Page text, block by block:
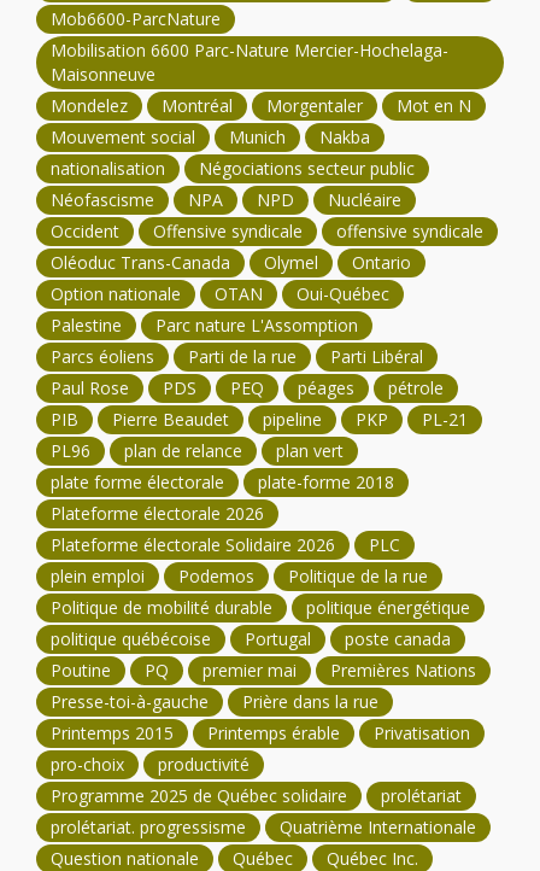
Mob6600-ParcNature
Mobilisation 6600 Parc-Nature Mercier-Hochelaga-
Maisonneuve
Mondelez
Montréal Morgentaler
Mot en N
Mouvement social
Munich
Nakba
nationalisation
Négociations secteur public
Néofascisme
NPA NPD
Nucléaire
Occident
Offensive syndicale
offensive syndicale
Oléoduc Trans-Canada
Olymel
Ontario
Option nationale
OTAN
Oui-Québec
Palestine
Parc nature L'Assomption
Parcs éoliens
Parti de la rue
Parti Libéral
Paul Rose
PDS PEQ péages
pétrole
PIB
Pierre Beaudet pipeline PKP
PL-21
PL96
plan de relance
plan vert
plate forme électorale
plate-forme 2018
Plateforme électorale 2026
Plateforme électorale Solidaire 2026
PLC
plein emploi
Podemos
Politique de la rue
Politique de mobilité durable
politique énergétique
politique québécoise
Portugal
poste canada
Poutine
PQ premier mai
Premières Nations
Presse-toi-à-gauche
Prière dans la rue
Printemps 2015
Printemps érable
Privatisation
pro-choix
productivité
Programme 2025 de Québec solidaire
prolétariat
prolétariat. progressisme
Quatrième Internationale
Question nationale
Québec
Québec Inc.